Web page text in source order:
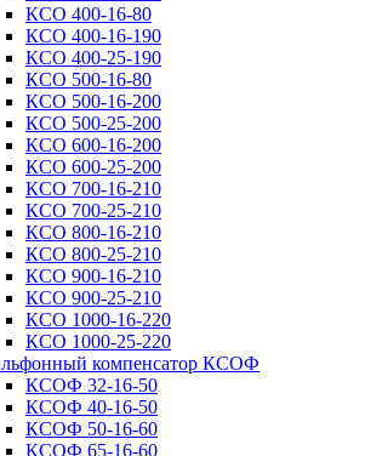
КСО 400-16-80
КСО 400-16-190
КСО 400-25-190
КСО 500-16-80
КСО 500-16-200
КСО 500-25-200
КСО 600-16-200
КСО 600-25-200
КСО 700-16-210
КСО 700-25-210
КСО 800-16-210
КСО 800-25-210
КСО 900-16-210
КСО 900-25-210
КСО 1000-16-220
КСО 1000-25-220
компенсатор КСОФ
КСОФ 32-16-50
КСОФ 40-16-50
КСОФ 50-16-60
КСОФ 65-16-60